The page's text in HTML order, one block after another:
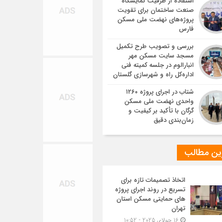
صنعت ساختمان برای تقویت
پروژه‌های نهضت ملی مسکن
فارس
بررسی و تصویب طرح تکمیل
مسجد سایت مسکن مهر
انبارالوم در جلسه کمیته فنی
اداره‌کل راه و شهرسازی گلستان
شتاب در اجرای پروژه ۱۲۶۰
واحدی نهضت ملی مسکن
گرگان با تأکید بر کیفیت و
زمان‌بندی دقیق
مطالب
اتخاذ تصمیمات تازه برای
تسریع در روند اجرای پروژه
های حمایتی مسکن استان
تهران